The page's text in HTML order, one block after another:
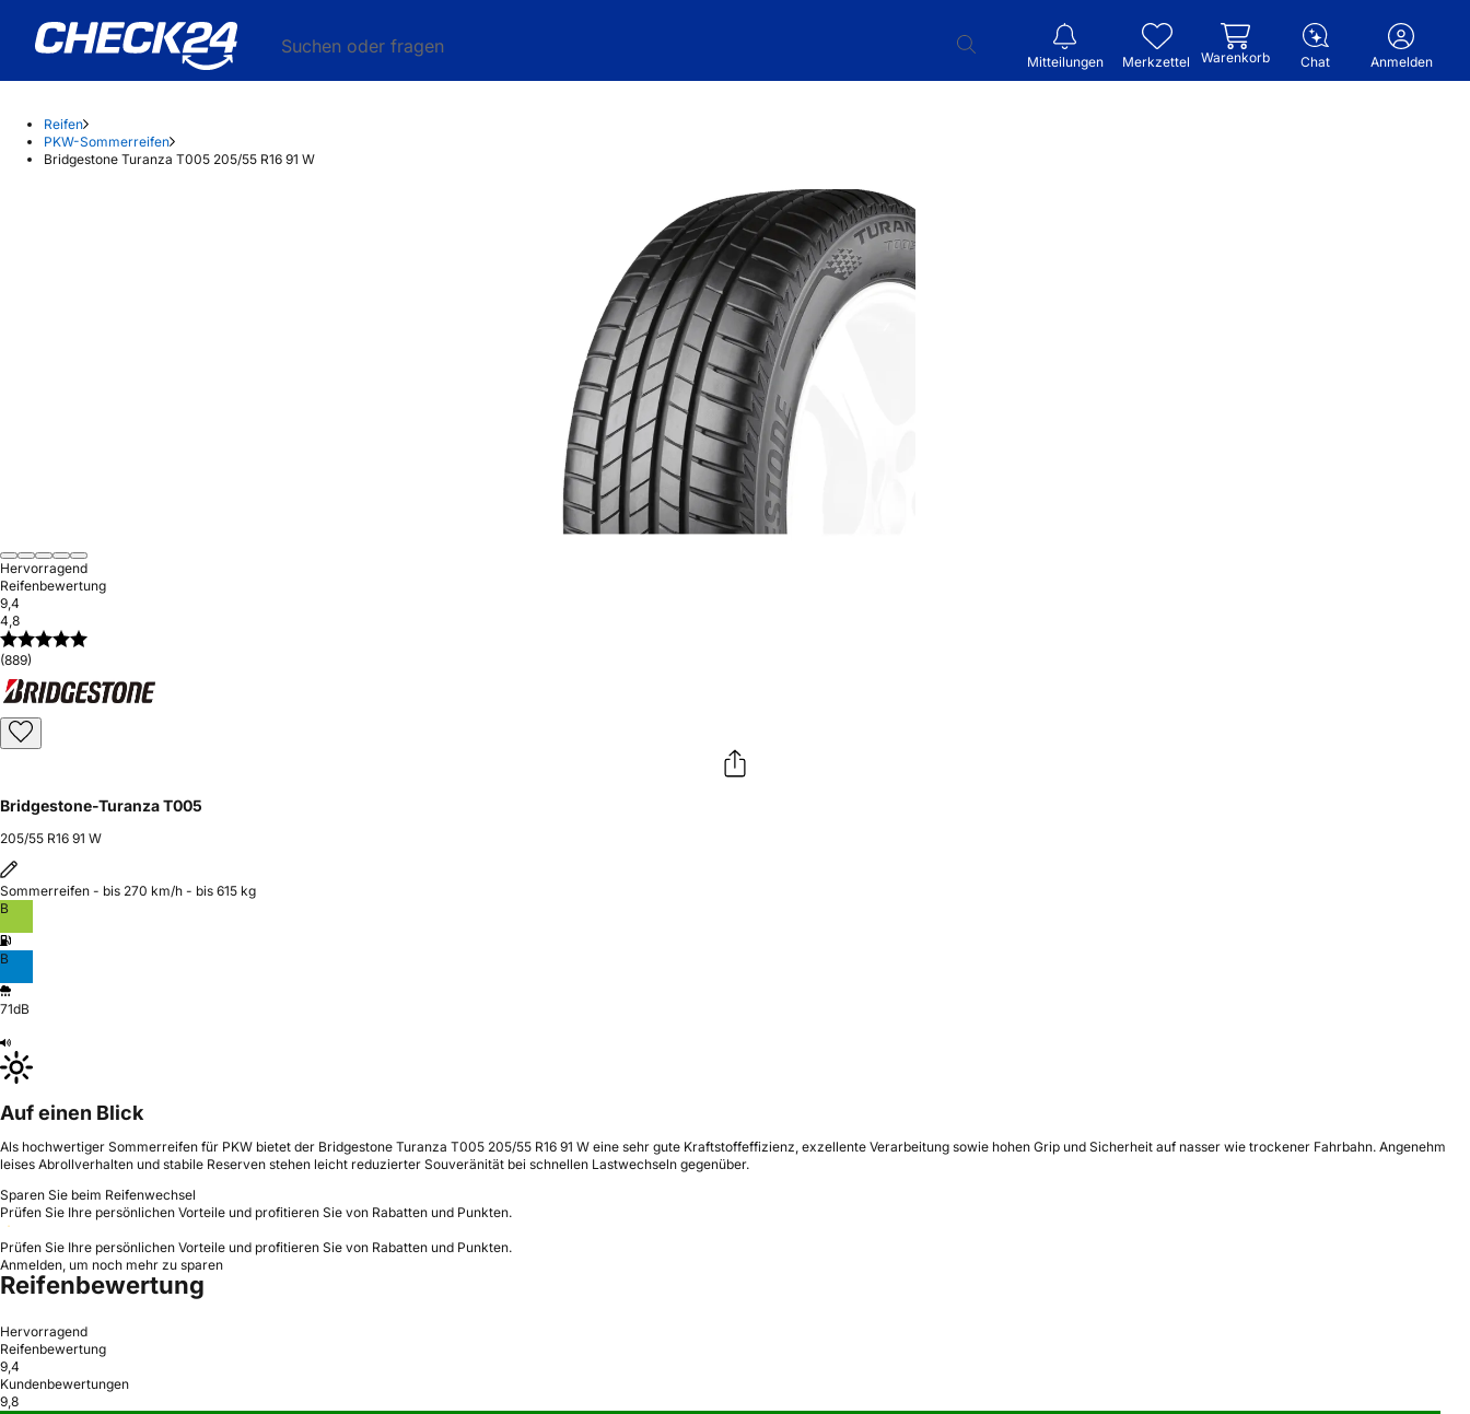
Suchen oder fragen
Mitteilungen Merkzettel Warenkorb Chat Anmelden
Reifen
PKW-Sommerreifen
Bridgestone Turanza T005 205/55 R16 91 W
Hervorragend
Reifenbewertung
9,4
4,8
(889)
Bridgestone-Turanza T005
205/55 R16 91 W
Sommerreifen - bis 270 km/h - bis 615 kg
B
B
71dB
Auf einen Blick
Als hochwertiger Sommerreifen für PKW bietet der Bridgestone Turanza T005 205/55 R16 91 W eine sehr gute Kraftstoffeffizienz, exzellente Verarbeitung sowie hohen Grip und Sicherheit auf nasser wie trockener Fahrbahn. Angenehm
leises Abrollverhalten und stabile Reserven stehen leicht reduzierter Souveränität bei schnellen Lastwechseln gegenüber.
Sparen Sie beim Reifenwechsel
Prüfen Sie Ihre persönlichen Vorteile und profitieren Sie von Rabatten und Punkten.
Prüfen Sie Ihre persönlichen Vorteile und profitieren Sie von Rabatten und Punkten.
Anmelden, um noch mehr zu sparen
Reifenbewertung
Hervorragend
Reifenbewertung
9,4
Kundenbewertungen
9,8